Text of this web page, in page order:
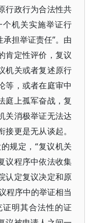
行政行为合法性共
机关实施举证行
担举证责任”。由
肯定性评价，复议
机关或者复述原行
等，或者在庭审中
庭上孤军奋战，复
关消极举证无法达
更是无从谈起。
规定，“复议机关
议程序中依法收集
认定复议决定和原
程序中的举证相当
明其合法性的证